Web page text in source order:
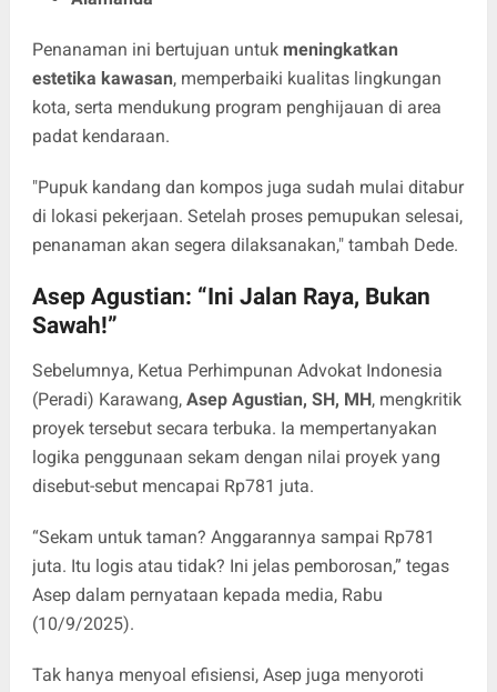
Penanaman ini bertujuan untuk meningkatkan
estetika kawasan, memperbaiki kualitas lingkungan
kota, serta mendukung program penghijauan di area
padat kendaraan.
"Pupuk kandang dan kompos juga sudah mulai ditabur
di lokasi pekerjaan. Setelah proses pemupukan selesai,
penanaman akan segera dilaksanakan," tambah Dede.
Asep Agustian: “Ini Jalan Raya, Bukan
Sawah!”
Sebelumnya, Ketua Perhimpunan Advokat Indonesia
(Peradi) Karawang, Asep Agustian, SH, MH, mengkritik
proyek tersebut secara terbuka. Ia mempertanyakan
logika penggunaan sekam dengan nilai proyek yang
disebut-sebut mencapai Rp781 juta.
“Sekam untuk taman? Anggarannya sampai Rp781
juta. Itu logis atau tidak? Ini jelas pemborosan,” tegas
Asep dalam pernyataan kepada media, Rabu
(10/9/2025).
Tak hanya menyoal efisiensi, Asep juga menyoroti